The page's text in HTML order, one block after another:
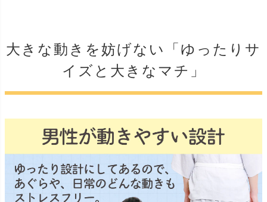
大きな動きを妨げない「ゆったりサ
イズと大きなマチ」